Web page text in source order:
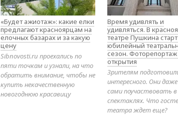
«Будет ажиотаж»: какие елки
предлагают красноярцам на
елочных базарах и за какую
цену
Sibnovosti.ru проехались по
пяти точкам и узнали, на что
обратить внимание, чтобы не
купить некачественную
новогоднюю красавицу
Время удивлять и
удивляться. В
театре Пушкина
юбилейный
сезон. Фоторепортаж
открытия
Зрителям
интересного. Они
сами поучаствовать в
спектаклях. Что
театра ждет еще?